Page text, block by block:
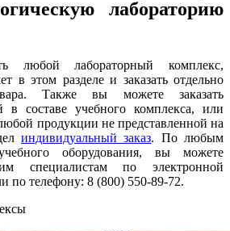
лабораторию
любой лабораторный комплекс,
в этом разделе и заказать отдельно
Также вы можете заказать
в составе учебного комплекса, или
продукции не представленной на
индивидуальный заказ. По любым
оборудования, вы можете
специалистам по электронной
по телефону: 8 (800) 550-89-72.